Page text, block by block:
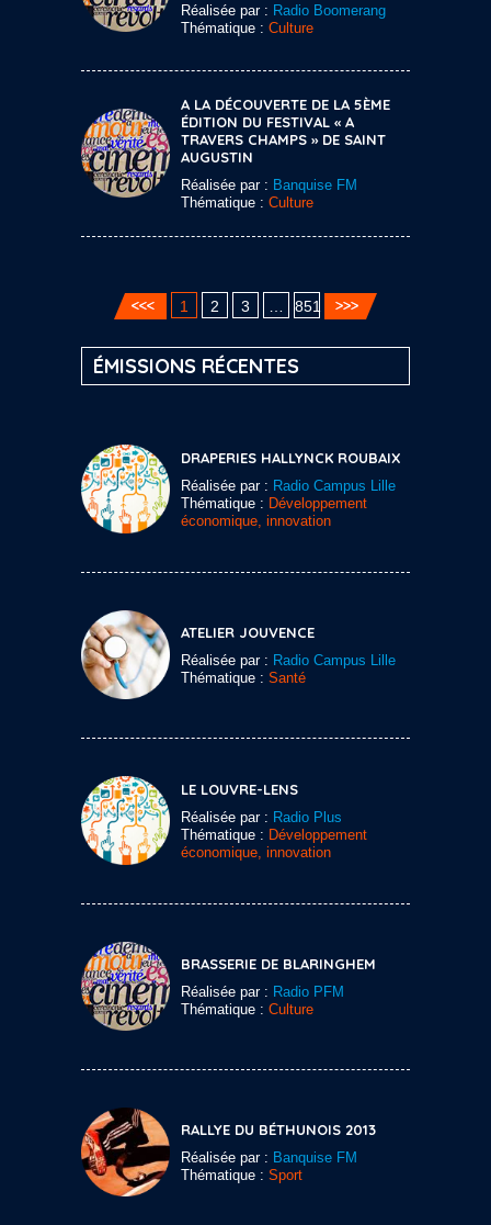
Réalisée par : Radio Boomerang
Thématique : Culture
A LA DÉCOUVERTE DE LA 5ÈME
ÉDITION DU FESTIVAL « A
TRAVERS CHAMPS » DE SAINT
AUGUSTIN
Réalisée par : Banquise FM
Thématique : Culture
1 2 3 851
ÉMISSIONS RÉCENTES
DRAPERIES HALLYNCK ROUBAIX
Réalisée par : Radio Campus Lille
Thématique : Développement
économique, innovation
ATELIER JOUVENCE
Réalisée par : Radio Campus Lille
Thématique : Santé
LE LOUVRE-LENS
Réalisée par : Radio Plus
Thématique : Développement
économique, innovation
BRASSERIE DE BLARINGHEM
Réalisée par : Radio PFM
Thématique : Culture
RALLYE DU BÉTHUNOIS 2013
Réalisée par : Banquise FM
Thématique : Sport